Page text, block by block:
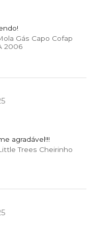
Gás Capo Cofap
2006
agradável!!!
Trees Cheirinho